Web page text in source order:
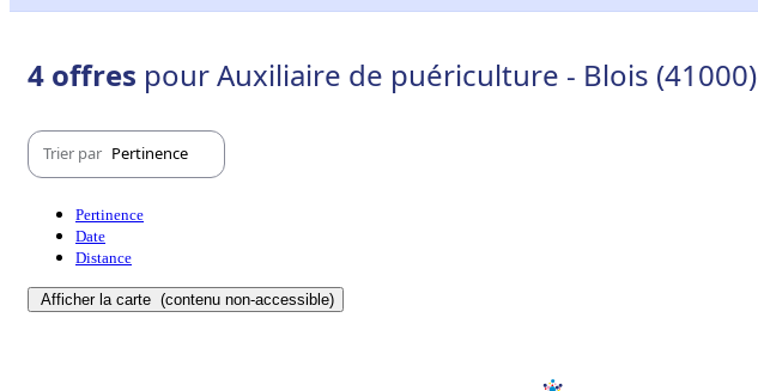
4 offres pour Auxiliaire de puériculture - Blois (41000)
Trier par Pertinence
Pertinence
Date
Distance
Afficher la carte (contenu non-accessible)